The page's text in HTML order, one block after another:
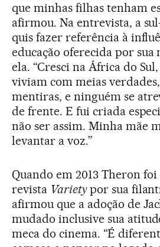
que minhas filhas tenham
afirmou. Na entrevista, a
quis fazer referência à
educação oferecida por sua
ela. “Cresci na África do
viviam com meias
mentiras, e ninguém se
de frente. E fui criada
não ser assim. Minha mãe
levantar a voz.”
Quando em 2013 Theron
revista Varietypor sua
afirmou que a adoção de
mudado inclusive sua
meca do cinema. “É